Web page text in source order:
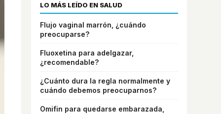
LO MÁS LEÍDO EN SALUD
Flujo vaginal marrón, ¿cuándo
preocuparse?
Fluoxetina para adelgazar,
¿recomendable?
¿Cuánto dura la regla normalmente y
cuándo debemos preocuparnos?
Omifin para quedarse embarazada,